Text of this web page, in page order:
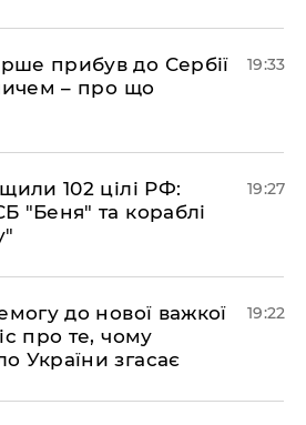
прибув до Сербії
– про що
19:33
102 цілі РФ:
"Беня" та кораблі
19:27
до нової важкої
про те, чому
України згасає
19:22